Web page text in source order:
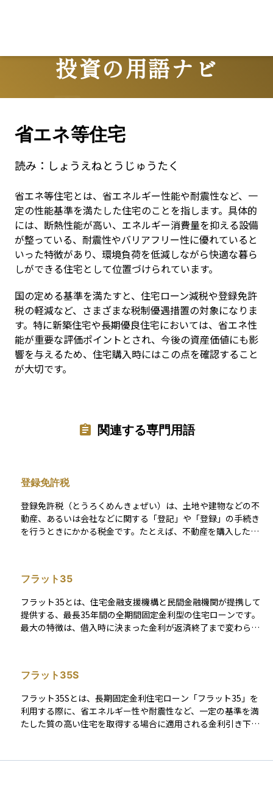
投資の用語ナビ
Terms
省エネ等住宅
読み： しょうえねとうじゅうたく
省エネ等住宅とは、省エネルギー性能や耐震性など、一
定の性能基準を満たした住宅のことを指します。具体的
には、断熱性能が高い、エネルギー消費量を抑える設備
が整っている、耐震性やバリアフリー性に優れていると
いった特徴があり、環境負荷を低減しながら快適な暮ら
しができる住宅として位置づけられています。
国の定める基準を満たすと、住宅ローン減税や登録免許
税の軽減など、さまざまな税制優遇措置の対象になりま
す。特に新築住宅や長期優良住宅においては、省エネ性
能が重要な評価ポイントとされ、今後の資産価値にも影
響を与えるため、住宅購入時にはこの点を確認すること
が大切です。
関連する専門用語
登録免許税
登録免許税（とうろくめんきょぜい）は、土地や建物などの不
動産、あるいは会社などに関する「登記」や「登録」の手続き
を行うときにかかる税金です。たとえば、不動産を購入したと
として認められますが、そのときにも税金が発生します。 この
税金の金額は、登記や登録の内容によって異なります。たとえ
ば、不動産の登記であれば、その不動産の評価額に一定の税率
をかけて金額が決まります。不動産の価値が高ければ、それに
応じて税金も高くなります。会社の設立登記の場合は、資本金
記や登録は、法律上の効力を持たせるために必要な手続きであ
し、登記の内容によっては、税率が軽減される「軽減措置」が
適用されることもあります。これはたとえば、一定の条件を満
たした住宅の購入や中小企業の設立などに当てはまることがあ
る場合には、あらかじめかかる費用として意識しておくと安心
フラット35
フラット35とは、住宅金融支援機構と民間金融機関が提携して
提供する、最長35年間の全期間固定金利型の住宅ローンです。
最大の特徴は、借入時に決まった金利が返済終了まで変わらな
フォームに利用され、一定の技術基準や住宅性能（例：省エネ
性、耐震性）を満たす住宅が対象です。また、所得制限がな
く、自営業者やフリーランスの方にも利用しやすいローンとし
て知られています。金融機関ごとに取り扱い条件や金利は異な
りますが、公的性格を持つ制度として、住宅取得支援の重要な
フラット35S
フラット35Sとは、長期固定金利住宅ローン「フラット35」を
利用する際に、省エネルギー性や耐震性など、一定の基準を満
たした質の高い住宅を取得する場合に適用される金利引き下げ
性の高い建物」や「断熱性能の優れた住宅」などが含まれま